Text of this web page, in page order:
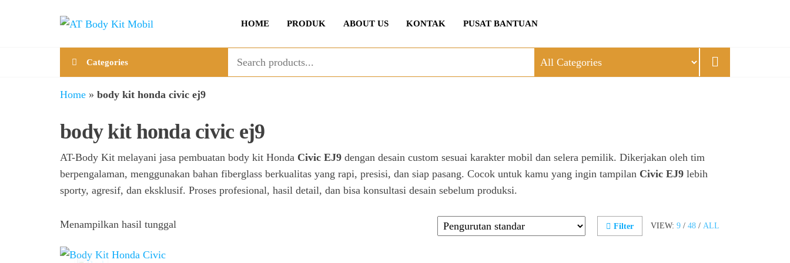
Mobil
Kit
Mobil
HOME PRODUK ABOUT US KONTAK PUSAT BANTUAN
Categories
Home » body kit honda civic ej9
body kit honda civic ej9
AT-Body Kit melayani jasa pembuatan body kit Honda Civic EJ9 dengan desain custom sesuai karakter mobil dan selera pemilik. Dikerjakan oleh tim
berpengalaman, menggunakan bahan fiberglass berkualitas yang rapi, presisi, dan siap pasang. Cocok untuk kamu yang ingin tampilan Civic EJ9 lebih
sporty, agresif, dan eksklusif. Proses profesional, hasil detail, dan bisa konsultasi desain sebelum produksi.
VIEW: 9 / 48 / ALL
Filter
Menampilkan hasil tunggal